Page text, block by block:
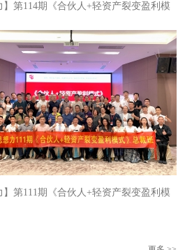
】第114期《合伙人+轻资产裂变盈利模
落幕
】第111期《合伙人+轻资产裂变盈利模